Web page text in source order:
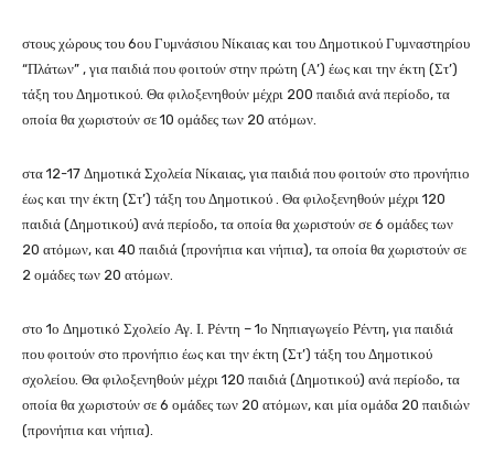
στους χώρους του 6ου Γυμνάσιου Νίκαιας και του Δημοτικού Γυμναστηρίου
“Πλάτων” , για παιδιά που φοιτούν στην πρώτη (Α’) έως και την έκτη (Στ’)
τάξη του Δημοτικού. Θα φιλοξενηθούν μέχρι 200 παιδιά ανά περίοδο, τα
οποία θα χωριστούν σε 10 ομάδες των 20 ατόμων.
στα 12-17 Δημοτικά Σχολεία Νίκαιας, για παιδιά που φοιτούν στο προνήπιο
έως και την έκτη (Στ’) τάξη του Δημοτικού . Θα φιλοξενηθούν μέχρι 120
παιδιά (Δημοτικού) ανά περίοδο, τα οποία θα χωριστούν σε 6 ομάδες των
20 ατόμων, και 40 παιδιά (προνήπια και νήπια), τα οποία θα χωριστούν σε
2 ομάδες των 20 ατόμων.
στο 1ο Δημοτικό Σχολείο Αγ. Ι. Ρέντη – 1ο Νηπιαγωγείο Ρέντη, για παιδιά
που φοιτούν στο προνήπιο έως και την έκτη (Στ’) τάξη του Δημοτικού
σχολείου. Θα φιλοξενηθούν μέχρι 120 παιδιά (Δημοτικού) ανά περίοδο, τα
οποία θα χωριστούν σε 6 ομάδες των 20 ατόμων, και μία ομάδα 20 παιδιών
(προνήπια και νήπια).